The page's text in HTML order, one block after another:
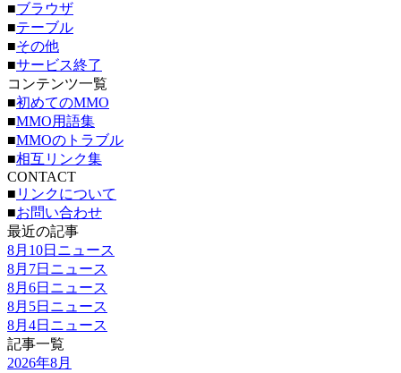
■ブラウザ
■テーブル
■その他
■サービス終了
コンテンツ一覧
■初めてのMMO
■MMO用語集
■MMOのトラブル
■相互リンク集
CONTACT
■ リンクについて
■お問い合わせ
最近の記事
8月10日ニュース
8月7日ニュース
8月6日ニュース
8月5日ニュース
8月4日ニュース
記事一覧
2026年8月